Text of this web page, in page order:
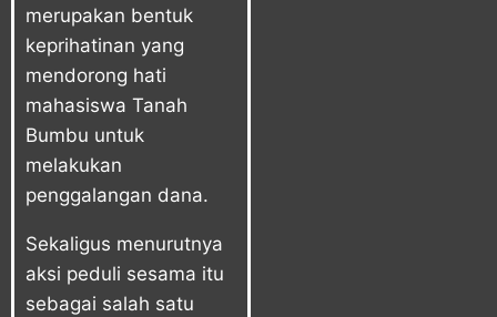
merupakan bentuk
keprihatinan yang
mendorong hati
mahasiswa Tanah
Bumbu untuk
melakukan
penggalangan dana.
Sekaligus menurutnya
aksi peduli sesama itu
sebagai salah satu